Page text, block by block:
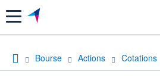
Menu
Bourse Actions Cotations